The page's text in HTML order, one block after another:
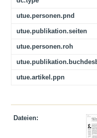
utue.personen.pnd
utue.publikation.seiten
utue.personen.roh
utue.artikel.ppn
Dateien: